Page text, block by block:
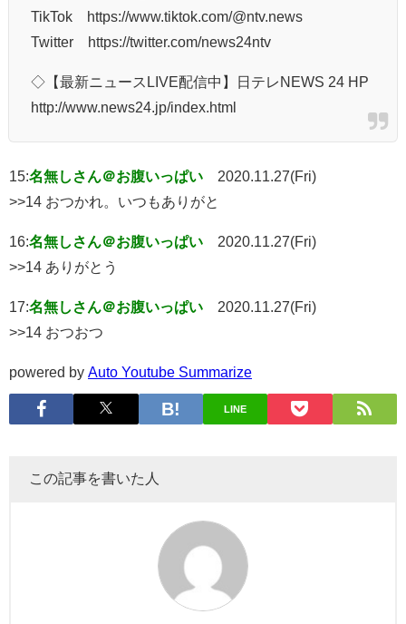
TikTok https://www.tiktok.com/@ntv.news
Twitter https://twitter.com/news24ntv
◇【最新ニュースLIVE配信中】日テレNEWS 24 HP
http://www.news24.jp/index.html
15:名無しさん＠お腹いっぱい
2020.11.27(Fri)
>>14 おつかれ。いつもありがと
16:名無しさん＠お腹いっぱい
2020.11.27(Fri)
>>14 ありがとう
17:名無しさん＠お腹いっぱい
2020.11.27(Fri)
>>14 おつおつ
powered by Auto Youtube Summarize
LINE
この記事を書いた人